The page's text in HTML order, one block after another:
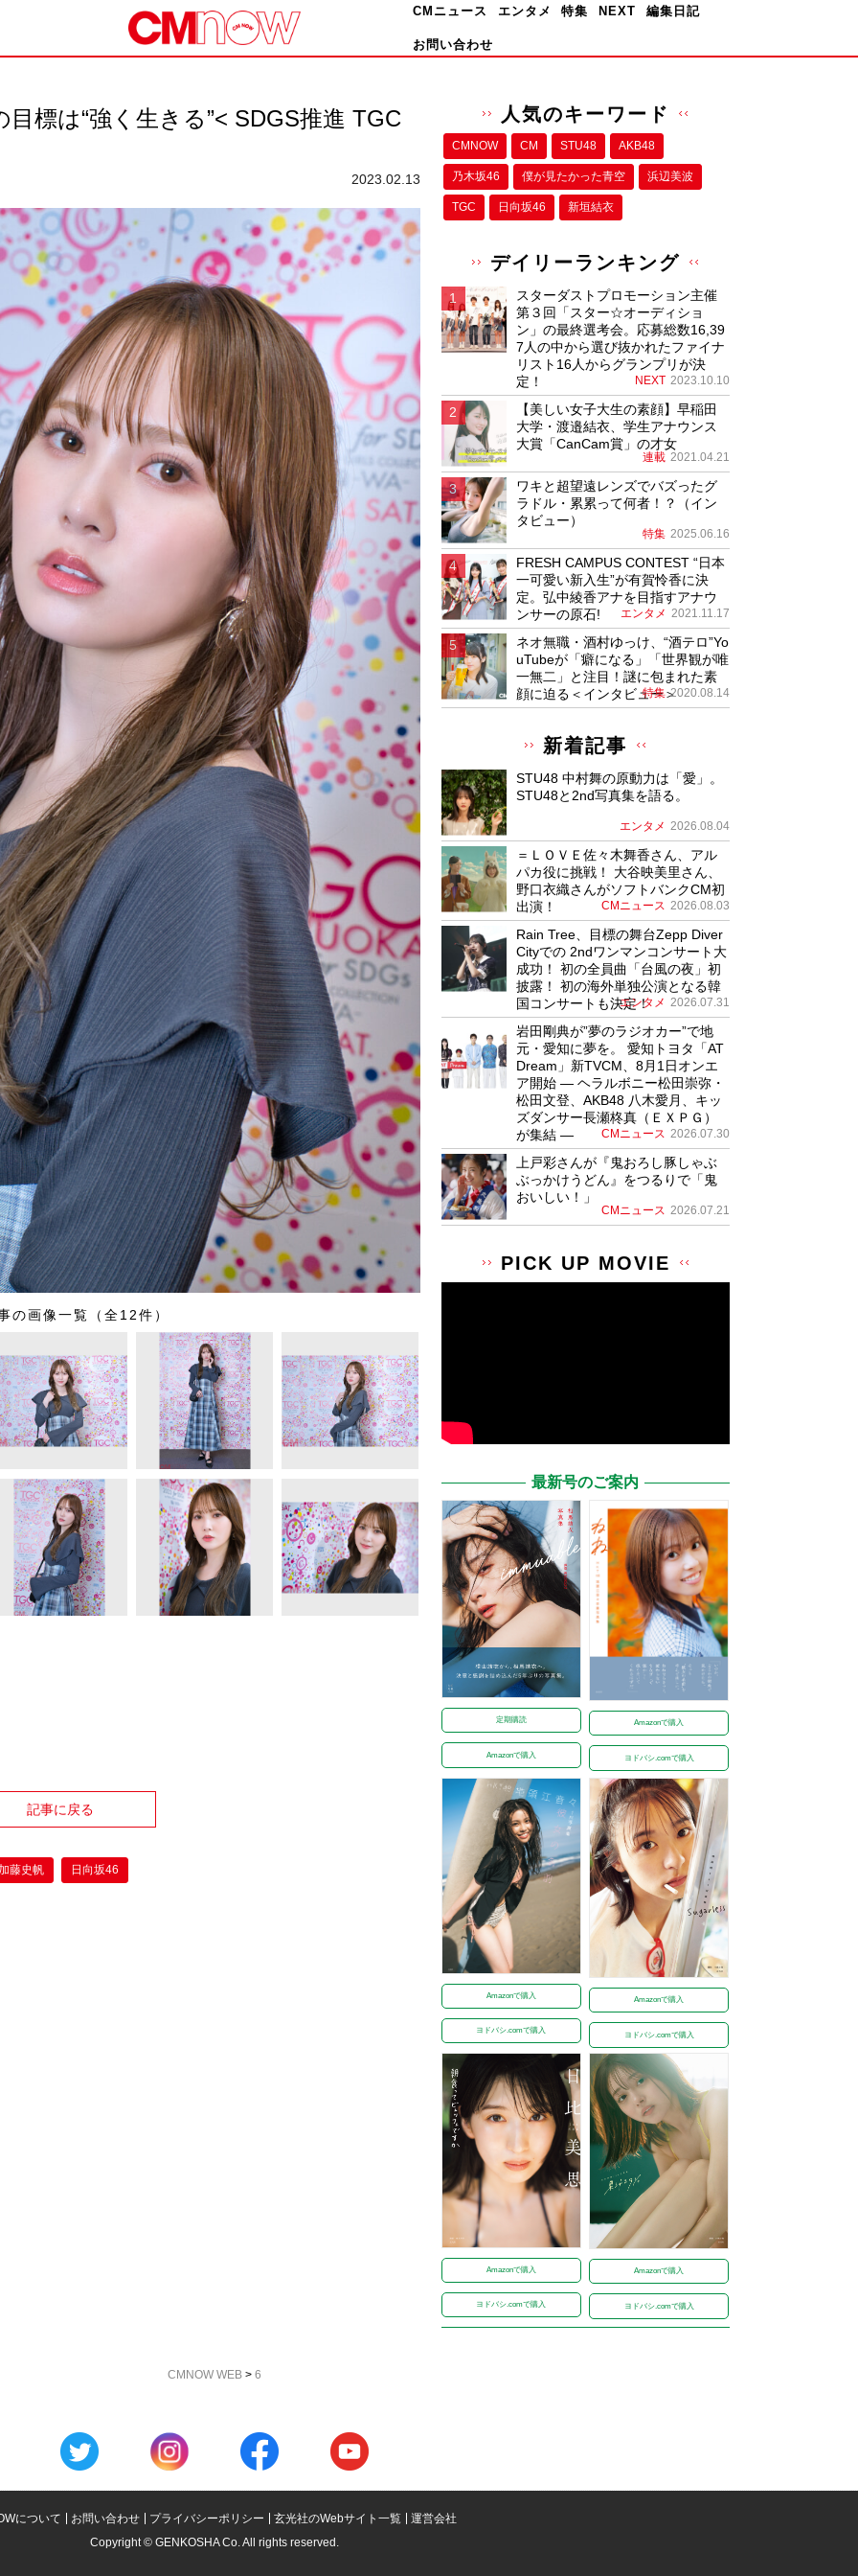
CMニュース エンタメ 特集 NEXT 編集日記
お問い合わせ
標は“強く生きる”< SDGS推進 TGC
2023.02.13
の画像一覧（全12件）
記事に戻る
藤史帆 日向坂46
人気のキーワード
CMNOW CM STU48 AKB48
乃木坂46 僕が⾒たかった⻘空 浜辺美波
TGC 日向坂46 新垣結衣
デイリーランキング
スターダストプロモーション主催
第３回「スター☆オーディショ
ン」の最終選考会。応募総数16,39
7人の中から選び抜かれたファイナ
リスト16人からグランプリが決
定！
NEXT 2023.10.10
【美しい女子大生の素顔】早稲田
大学・渡邉結衣、学生アナウンス
大賞「CanCam賞」の才女
連載 2021.04.21
ワキと超望遠レンズでバズったグ
ラドル・累累って何者！？（イン
タビュー）
特集 2025.06.16
FRESH CAMPUS CONTEST “日本
一可愛い新入生”が有賀怜香に決
定。弘中綾香アナを目指すアナウ
ンサーの原石!
エンタメ 2021.11.17
ネオ無職・酒村ゆっけ、“酒テロ”Yo
uTubeが「癖になる」「世界観が唯
一無二」と注目！謎に包まれた素
顔に迫る＜インタビュー＞
特集 2020.08.14
新着記事
STU48 中村舞の原動力は「愛」。
STU48と2nd写真集を語る。
エンタメ 2026.08.04
＝ＬＯＶＥ佐々木舞香さん、アル
パカ役に挑戦！ 大谷映美里さん、
野口衣織さんがソフトバンクCM初
出演！
CMニュース 2026.08.03
Rain Tree、目標の舞台Zepp Diver
Cityでの 2ndワンマンコンサート大
成功！ 初の全員曲「台風の夜」初
披露！ 初の海外単独公演となる韓
国コンサートも決定！
エンタメ 2026.07.31
岩田剛典が”夢のラジオカー”で地
元・愛知に夢を。 愛知トヨタ「AT
Dream」新TVCM、8月1日オンエ
ア開始 ― ヘラルボニー松田崇弥・
松田文登、AKB48 八木愛月、キッ
ズダンサー長瀬柊真（ＥＸＰＧ）
が集結 ―
CMニュース 2026.07.30
上戸彩さんが『鬼おろし豚しゃぶ
ぶっかけうどん』をつるりで「鬼
おいしい！」
CMニュース 2026.07.21
PICK UP MOVIE
最新号のご案内
定期購読
Amazonで購入
Amazonで購入
ヨドバシ.comで購入
Amazonで購入
ヨドバシ.comで購入
Amazonで購入
ヨドバシ.comで購入
Amazonで購入
ヨドバシ.comで購入
Amazonで購入
ヨドバシ.comで購入
CMNOW WEB > 6
について お問い合わせ プライバシーポリシー 玄光社のWebサイト一覧
運営会社
Copyright © GENKOSHA Co. All rights reserved.